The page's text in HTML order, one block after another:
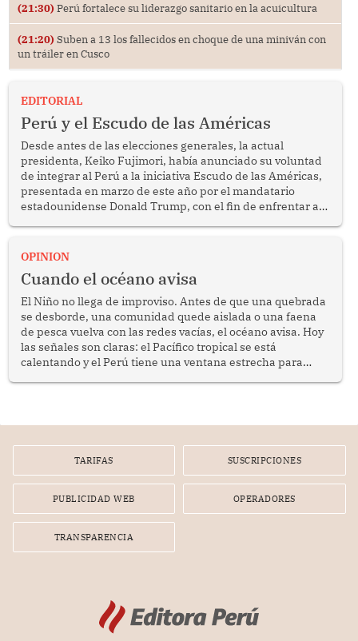
(21:30) Perú fortalece su liderazgo sanitario en la acuicultura
(21:20) Suben a 13 los fallecidos en choque de una miniván con
un tráiler en Cusco
EDITORIAL
Perú y el Escudo de las Américas
Desde antes de las elecciones generales, la actual
presidenta, Keiko Fujimori, había anunciado su voluntad
de integrar al Perú a la iniciativa Escudo de las Américas,
presentada en marzo de este año por el mandatario
estadounidense Donald Trump, con el fin de enfrentar al
OPINION
Cuando el océano avisa
El Niño no llega de improviso. Antes de que una quebrada
se desborde, una comunidad quede aislada o una faena
de pesca vuelva con las redes vacías, el océano avisa. Hoy
las señales son claras: el Pacífico tropical se está
calentando y el Perú tiene una ventana estrecha para
TARIFAS SUSCRIPCIONES
PUBLICIDAD WEB OPERADORES
TRANSPARENCIA